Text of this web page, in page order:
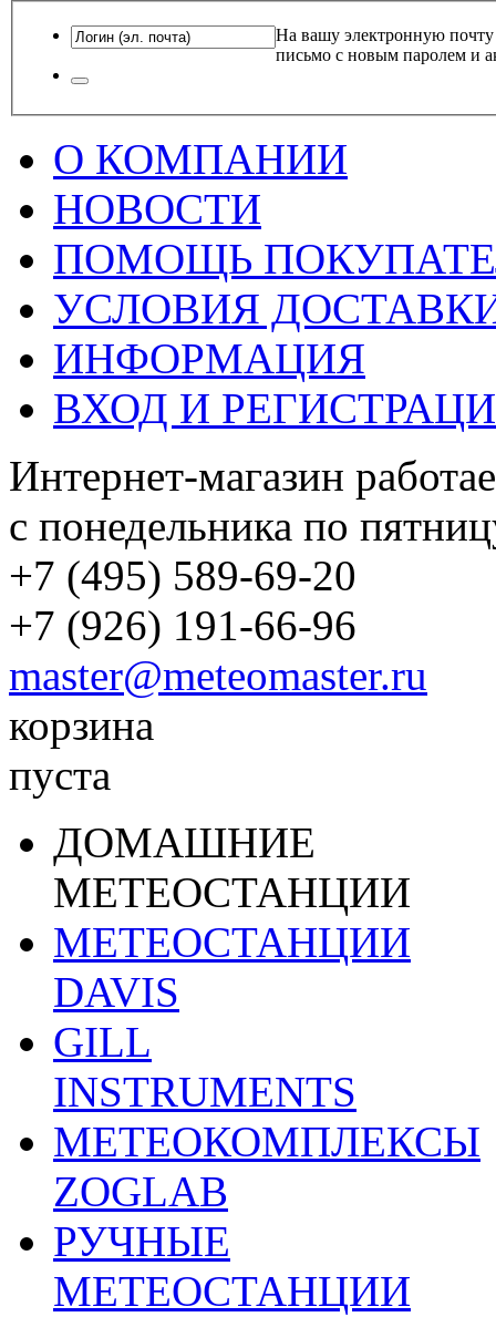
На вашу электронную почту
письмо с новым паролем и
О КОМПАНИИ
НОВОСТИ
ПОМОЩЬ
УСЛОВИЯ
ИНФОРМАЦИЯ
ВХОД И
Интернет-магазин
с понедельника по
+7 (495) 589-69-20
+7 (926) 191-66-96
master@meteomaster.ru
корзина
пуста
ДОМАШНИЕ
МЕТЕОСТАНЦИИ
МЕТЕОСТАНЦИИ
DAVIS
GILL
INSTRUMENTS
МЕТЕОКОМПЛЕКСЫ
ZOGLAB
РУЧНЫЕ
МЕТЕОСТАНЦИИ